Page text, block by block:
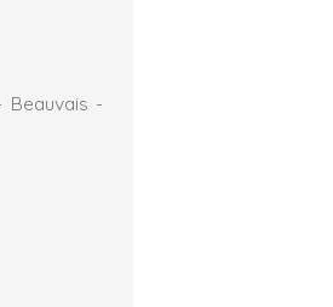
Beauvais -